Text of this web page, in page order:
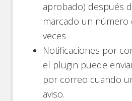
aprobado) después
marcado un número
veces
Notificaciones por
el plugin puede
por correo cuando
aviso.